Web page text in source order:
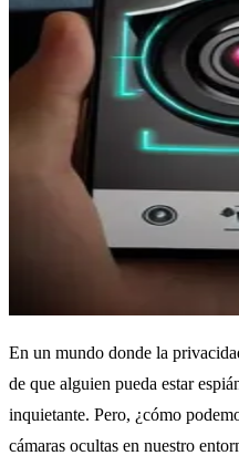
En un mundo donde la
de que alguien pueda estar
inquietante. Pero, ¿cómo
cámaras ocultas en nuestro